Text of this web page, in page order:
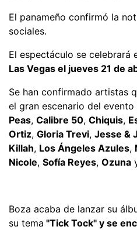
El panameño confirmó la
sociales.
El espectáculo se celebrará
Las Vegas el jueves 21 de
Se han confirmado artistas
el gran escenario del evento
Peas, Calibre 50, Chiquis,
Ortiz, Gloria Trevi, Jesse &
Killah, Los Ángeles Azules,
Nicole, Sofía Reyes, Ozuna
Boza acaba de lanzar su
su tema "Tick Tock" y se